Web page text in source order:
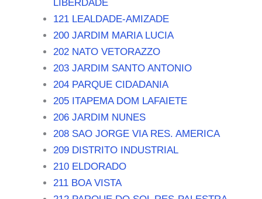
LIBERDADE
121 LEALDADE-AMIZADE
200 JARDIM MARIA LUCIA
202 NATO VETORAZZO
203 JARDIM SANTO ANTONIO
204 PARQUE CIDADANIA
205 ITAPEMA DOM LAFAIETE
206 JARDIM NUNES
208 SAO JORGE VIA RES. AMERICA
209 DISTRITO INDUSTRIAL
210 ELDORADO
211 BOA VISTA